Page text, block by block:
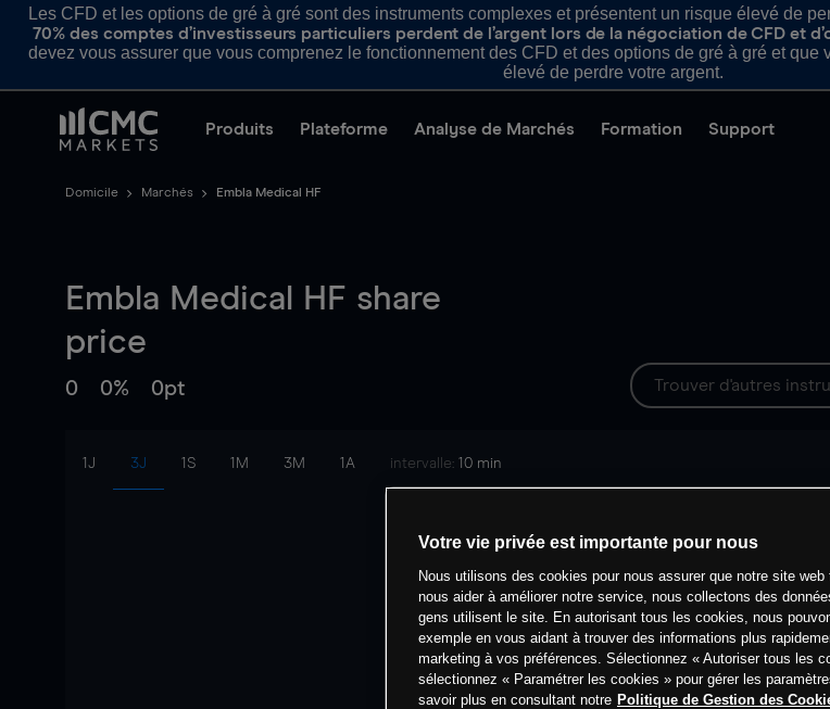
Les CFD et les options de gré à gré sont des instruments complexes et présentent un risque élevé de
70% des comptes d’investisseurs particuliers perdent de l’argent lors de la négociation de CFD et
devez vous assurer que vous comprenez le fonctionnement des CFD et des options de gré à gré et
élevé de perdre votre argent.
Produits Plateforme Analyse de Marchés Formation Support
Domicile Marchés Embla Medical HF
Embla Medical HF share
price
0 0% 0pt
1J 3J 1S 1M 3M 1A intervalle: 10 min
Votre vie privée est importante pour nous
Nous utilisons des cookies pour nous assurer que notre site
nous aider à améliorer notre service, nous collectons des
gens utilisent le site. En autorisant tous les cookies, nous
exemple en vous aidant à trouver des informations plus
marketing à vos préférences. Sélectionnez « Autoriser tous les
sélectionnez « Paramétrer les cookies » pour gérer les
savoir plus en consultant notre Politique de Gestion des